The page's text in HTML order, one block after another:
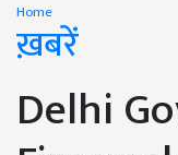
Home
ख़बरें
Delhi